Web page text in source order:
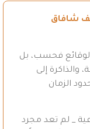
شافاق
الوقائع فحسب، بل
والذاكرة إلى
الزمان
_ لم تعد مجرد